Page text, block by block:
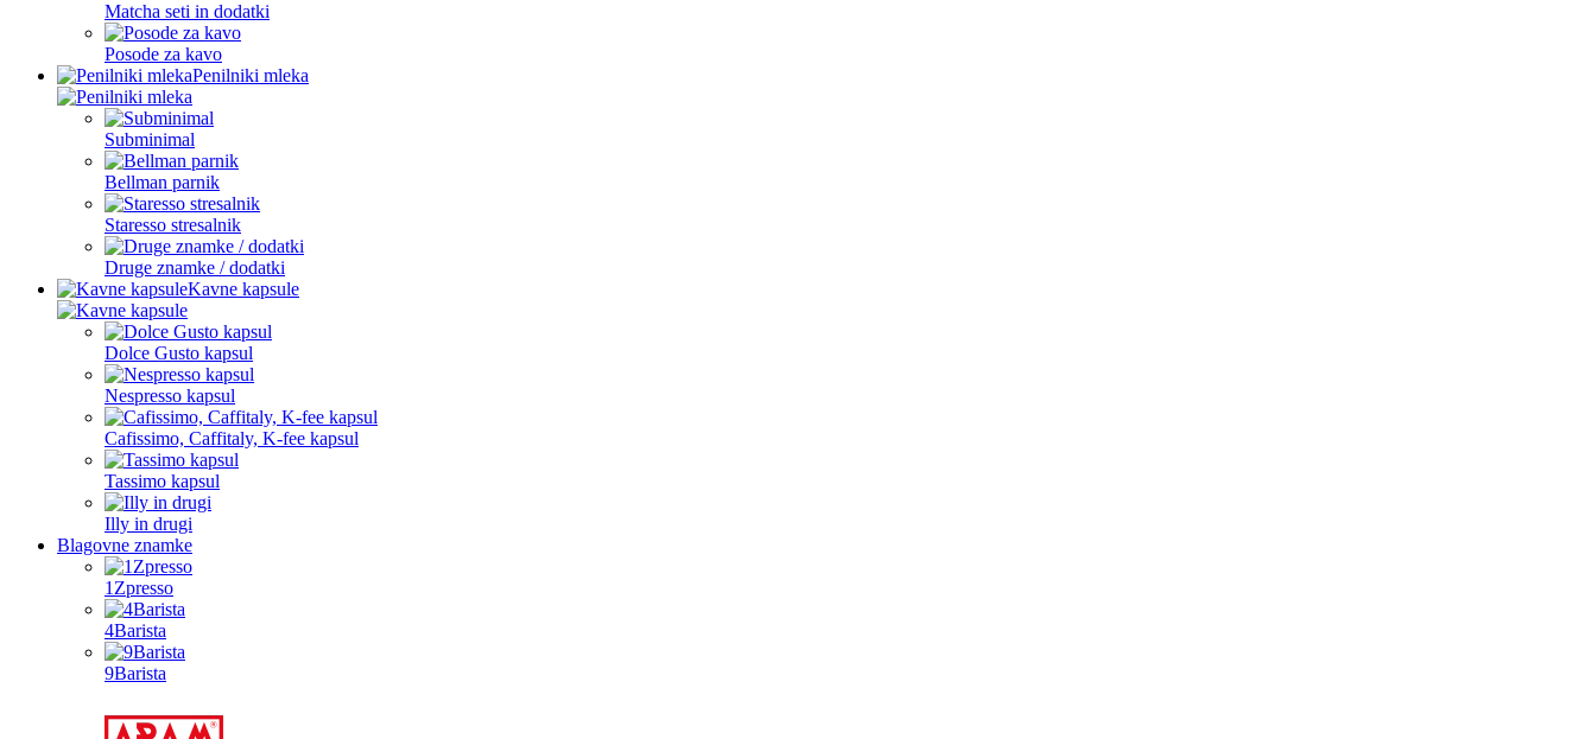
Matcha seti in dodatki
Posode za kavo
Penilniki mleka
Subminimal
Bellman parnik
Staresso stresalnik
Druge znamke / dodatki
Kavne kapsule
Dolce Gusto kapsul
Nespresso kapsul
Cafissimo, Caffitaly, K-fee kapsul
Tassimo kapsul
Illy in drugi
Blagovne znamke
1Zpresso
4Barista
9Barista